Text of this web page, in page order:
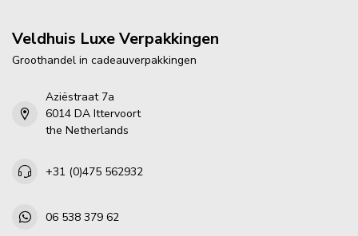
Veldhuis Luxe Verpakkingen
Groothandel in cadeauverpakkingen
Aziëstraat 7a
6014 DA Ittervoort
the Netherlands
+31 (0)475 562932
06 538 379 62